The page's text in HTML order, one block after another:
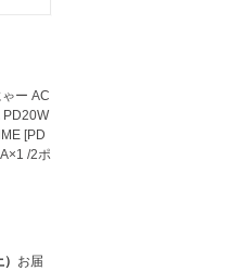
ー AC
PD20W
[PD
/2ポ
お届